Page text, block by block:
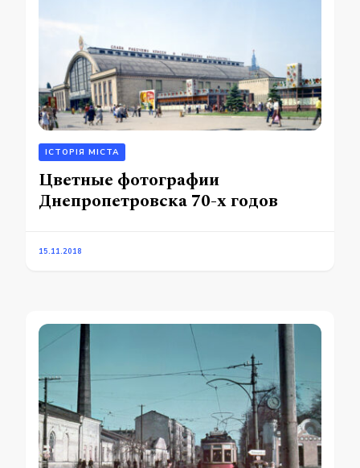
ІСТОРІЯ МІСТА
Цветные фотографии
Днепропетровска 70-х годов
15.11.2018